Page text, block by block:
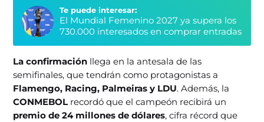
Te puede interesar:
El Mundial Femenino 2027 ya supera los
730.000 interesados en comprar entradas
La confirmación llega en la antesala de las
semifinales, que tendrán como protagonistas a
Flamengo, Racing, Palmeiras y LDU. Además, la
CONMEBOL recordó que el campeón recibirá un
premio de 24 millones de dólares, cifra récord que